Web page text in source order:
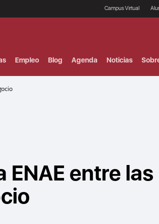
Campus Virtual
Empleo Blog Agenda Noticias
ENAE entre las